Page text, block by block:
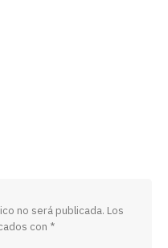
no será publicada. Los
con *